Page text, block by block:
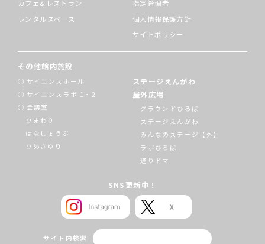
カフェ&レストラン
レンタルスペース
指定管理者
個人情報保護方針
サイトポリシー
その他館内施設
サイエンスホール
サイエンスラボ 1・2
会議室
ひまわり
はなしょうぶ
ひめさゆり
ステージえんがわ
屋外広場
グラウンドひろば
ステージえんがわ
みんなのステージ【外】
ラボひろば
通りドマ
SNS更新中！
サイト内検索